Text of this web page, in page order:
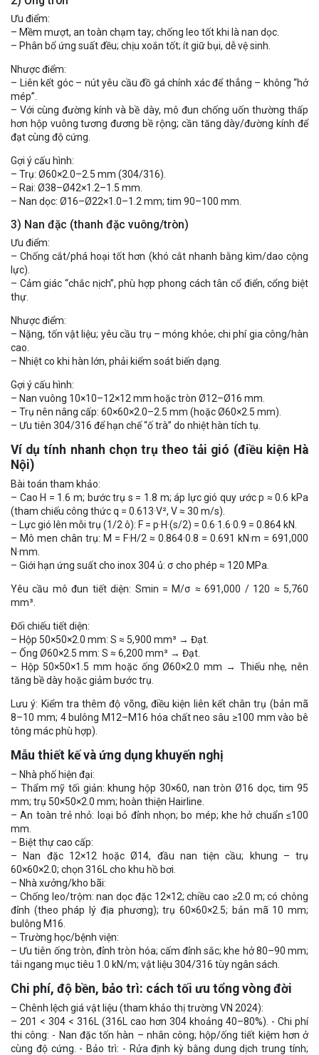
Ưu điểm:
– Mềm mượt, an toàn chạm tay; chống leo tốt khi là nan dọc.
– Phân bổ ứng suất đều; chịu xoắn tốt; ít giữ bụi, dễ vệ sinh.
Nhược điểm:
– Liên kết góc – nút yêu cầu đồ gá chính xác để thẳng – không “hở
mép”.
– Với cùng đường kính và bề dày, mô đun chống uốn thường thấp
hơn hộp vuông tương đương bề rộng; cần tăng dày/đường kính để
đạt cùng độ cứng.
Gợi ý cấu hình:
– Trụ: Ø60×2.0–2.5 mm (304/316).
– Rai: Ø38–Ø42×1.2–1.5 mm.
– Nan dọc: Ø16–Ø22×1.0–1.2 mm; tim 90–100 mm.
3) Nan đặc (thanh đặc vuông/tròn)
Ưu điểm:
– Chống cắt/phá hoại tốt hơn (khó cắt nhanh bằng kìm/dao cộng
lực).
– Cảm giác “chắc nịch”, phù hợp phong cách tân cổ điển, cổng biệt
thự.
Nhược điểm:
– Nặng, tốn vật liệu; yêu cầu trụ – móng khỏe; chi phí gia công/hàn
cao.
– Nhiệt co khi hàn lớn, phải kiểm soát biến dạng.
Gợi ý cấu hình:
– Nan vuông 10×10–12×12 mm hoặc tròn Ø12–Ø16 mm.
– Trụ nên nâng cấp: 60×60×2.0–2.5 mm (hoặc Ø60×2.5 mm).
– Ưu tiên 304/316 để hạn chế “ố trà” do nhiệt hàn tích tụ.
Ví dụ tính nhanh chọn trụ theo tải gió (điều kiện Hà
Nội)
Bài toán tham khảo:
– Cao H = 1.6 m; bước trụ s = 1.8 m; áp lực gió quy ước p ≈ 0.6 kPa
(tham chiếu công thức q = 0.613·V², V ≈ 30 m/s).
– Lực gió lên mỗi trụ (1/2 ô): F = p·H·(s/2) = 0.6·1.6·0.9 = 0.864 kN.
– Mô men chân trụ: M = F·H/2 ≈ 0.864·0.8 = 0.691 kN·m = 691,000
N·mm.
– Giới hạn ứng suất cho inox 304 ủ: σ cho phép ≈ 120 MPa.
Yêu cầu mô đun tiết diện: Smin = M/σ ≈ 691,000 / 120 ≈ 5,760
mm³.
Đối chiếu tiết diện:
– Hộp 50×50×2.0 mm: S ≈ 5,900 mm³ → Đạt.
– Ống Ø60×2.5 mm: S ≈ 6,200 mm³ → Đạt.
– Hộp 50×50×1.5 mm hoặc ống Ø60×2.0 mm → Thiếu nhẹ, nên
tăng bề dày hoặc giảm bước trụ.
Lưu ý: Kiểm tra thêm độ võng, điều kiện liên kết chân trụ (bản mã
8–10 mm; 4 bulông M12–M16 hóa chất neo sâu ≥100 mm vào bê
tông mác phù hợp).
Mẫu thiết kế và ứng dụng khuyến nghị
– Nhà phố hiện đại:
– Thẩm mỹ tối giản: khung hộp 30×60, nan tròn Ø16 dọc, tim 95
mm; trụ 50×50×2.0 mm; hoàn thiện Hairline.
– An toàn trẻ nhỏ: loại bỏ đỉnh nhọn; bo mép; khe hở chuẩn ≤100
mm.
– Biệt thự cao cấp:
– Nan đặc 12×12 hoặc Ø14, đầu nan tiện cầu; khung – trụ
60×60×2.0; chọn 316L cho khu hồ bơi.
– Nhà xưởng/kho bãi:
– Chống leo/trộm: nan dọc đặc 12×12; chiều cao ≥2.0 m; có chông
đỉnh (theo pháp lý địa phương); trụ 60×60×2.5; bản mã 10 mm;
bulông M16.
– Trường học/bệnh viện:
– Ưu tiên ống tròn, đỉnh tròn hóa; cấm đỉnh sắc; khe hở 80–90 mm;
tải ngang mục tiêu 1.0 kN/m; vật liệu 304/316 tùy ngân sách.
Chi phí, độ bền, bảo trì: cách tối ưu tổng vòng đời
– Chênh lệch giá vật liệu (tham khảo thị trường VN 2024):
– 201 < 304 < 316L (316L cao hơn 304 khoảng 40–80%). - Chi phí
thi công: - Nan đặc tốn hàn – nhân công; hộp/ống tiết kiệm hơn ở
cùng độ cứng. - Bảo trì: - Rửa định kỳ bằng dung dịch trung tính;